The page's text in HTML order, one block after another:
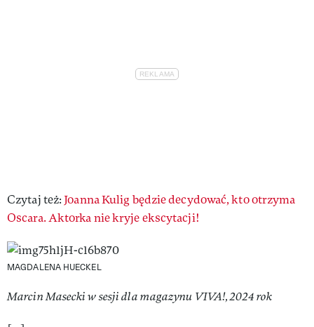
Czytaj też: Joanna Kulig będzie decydować, kto otrzyma
Oscara. Aktorka nie kryje ekscytacji!
MAGDALENA HUECKEL
Marcin Masecki w sesji dla magazynu VIVA!, 2024 rok